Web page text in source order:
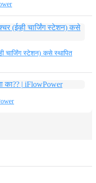
चार्जिंग स्टेशन) कसे स्थापित